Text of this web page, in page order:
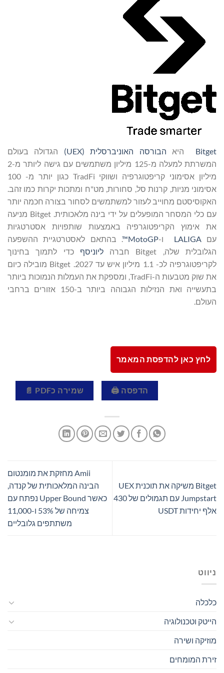
Bitget היא הבורסה האוניברסלית (UEX)
הגדולה בעולם
המשרתת למעלה מ-125 מיליון משתמשים עם גישה ליותר מ-2
מיליון אסימוני קריפטוגרפיה ושווקי TradFi כגון יותר מ- 100
אסימוני מניות, קרנות סל, סחורות, מט"ח ומתכות יקרות כמו זהב.
האקוסיסטם מחוייב לעזור למשתמשים לסחור בצורה חכמה יותר
עם כלי המסחר המופעלים על ידי בינה מלאכותית. Bitget מניעה
את אימוץ הקריפטוגרפיה באמצעות שותפויות אסטרטגיות
עםLALIGA ו-MotoGP™
. בהתאם לאסטרטגיית ההשפעה
הגלובלית שלה, Bitget חברה
ליוניסף כדי לתמוך בחינוך
לקריפטוגרפיה לכ- 1.1 מיליון איש עד 2027. Bitget מובילה כיום
את שוק מטבעות ה-TradFi, ומספקת את העמלות הנמוכות ביותר
בתעשייה ואת הנזילות הגבוהה ביותר ב-150 אזורים ברחבי
העולם.
לחץ כאן להדפסת המאמר
הדפסה 🖨 שמירה כPDF 📄
Bitget משיקה את תוכנית UEX
Jumpstart עם תגמולים של 430
אלף יחידות USDT
Amii מחזקת את מומנטום
הבינה המלאכותית של קנדה,
כאשר Upper Bound נפתח עם
צמיחה של 53% ו-11,000
משתתפים גלובליים
ניווט
כלכלה
הייטק וטכנולוגיה
מוזיקה ושירה
זירת המומחים